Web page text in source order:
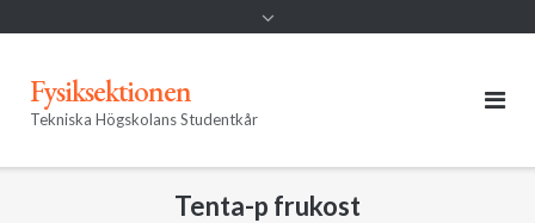
Fysiksektionen
Tekniska Högskolans Studentkår
Tenta-p frukost